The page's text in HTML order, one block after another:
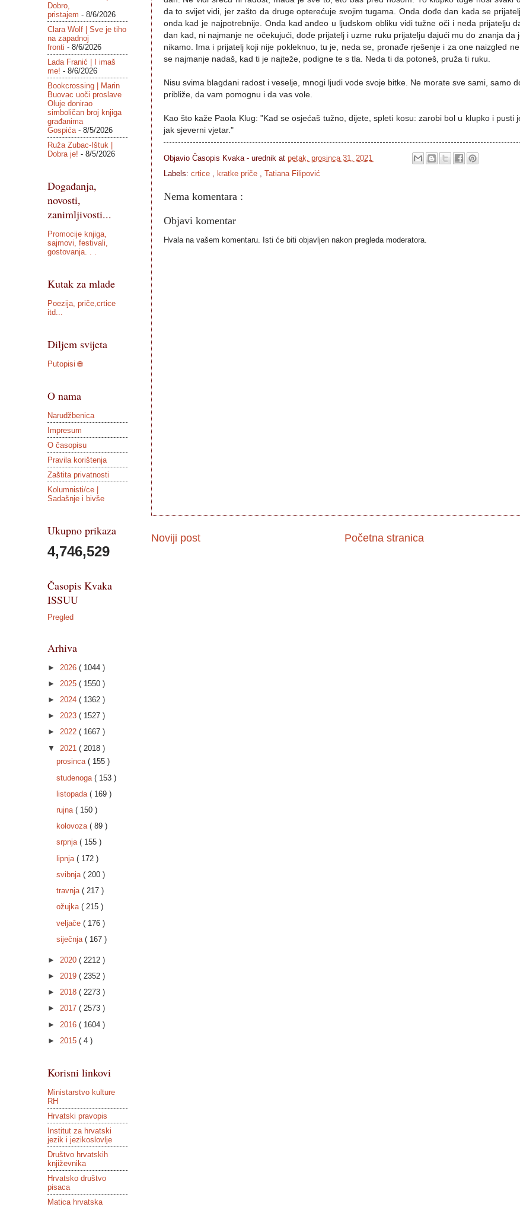
da to svijet vidi, jer zašto da druge opterećuje svojim tugama. Onda dođe dan kada se
onda kad je najpotrebnije. Onda kad anđeo u ljudskom obliku vidi tužne oči i neda prijatelju
dan kad, ni najmanje ne očekujući, dođe prijatelj i uzme ruku prijatelju dajući mu do znanja da
nikamo. Ima i prijatelj koji nije pokleknuo, tu je, neda se, pronađe rješenje i za one naizgled
se najmanje nadaš, kad ti je najteže, podigne te s tla. Neda ti da potoneš, pruža ti ruku.
Nisu svima blagdani radost i veselje, mnogi ljudi vode svoje bitke. Ne morate sve sami, samo
približe, da vam pomognu i da vas vole.
Kao što kaže Paola Klug: "Kad se osjećaš tužno, dijete, spleti kosu: zarobi bol u klupko i pusti
jak sjeverni vjetar."
Objavio Časopis Kvaka - urednik at petak, prosinca 31, 2021
Labels: crtice , kratke priče , Tatiana Filipović
Nema komentara :
Objavi komentar
Hvala na vašem komentaru. Isti će biti objavljen nakon pregleda moderatora.
Noviji post Početna stranica
Dobro,
pristajem - 8/6/2026
Clara Wolf | Sve je tiho
na zapadnoj
fronti - 8/6/2026
Lada Franić | I imaš
me! - 8/6/2026
Bookcrossing | Marin
Buovac uoči proslave
Oluje donirao
simboličan broj knjiga
građanima
Gospića- 8/5/2026
Ruža Zubac-Ištuk |
Dobra je! - 8/5/2026
Događanja,
novosti,
zanimljivosti...
Promocije knjiga,
sajmovi, festivali,
gostovanja. . .
Kutak za mlade
Poezija, priče,crtice
itd...
Diljem svijeta
Putopisi 🌐
O nama
Narudžbenica
Impresum
O časopisu
Pravila korištenja
Zaštita privatnosti
Kolumnisti/ce |
Sadašnje i bivše
Ukupno prikaza
4,746,529
Časopis Kvaka
ISSUU
Pregled
Arhiva
► 2026 ( 1044 )
► 2025 ( 1550 )
► 2024 ( 1362 )
► 2023 ( 1527 )
► 2022 ( 1667 )
▼ 2021 ( 2018 )
prosinca ( 155 )
studenoga ( 153 )
listopada ( 169 )
rujna ( 150 )
kolovoza ( 89 )
srpnja ( 155 )
lipnja ( 172 )
svibnja ( 200 )
travnja ( 217 )
ožujka ( 215 )
veljače ( 176 )
siječnja ( 167 )
► 2020 ( 2212 )
► 2019 ( 2352 )
► 2018 ( 2273 )
► 2017 ( 2573 )
► 2016 ( 1604 )
► 2015 ( 4 )
Korisni linkovi
Ministarstvo kulture
RH
Hrvatski pravopis
Institut za hrvatski
jezik i jezikoslovlje
Društvo hrvatskih
književnika
Hrvatsko društvo
pisaca
Matica hrvatska